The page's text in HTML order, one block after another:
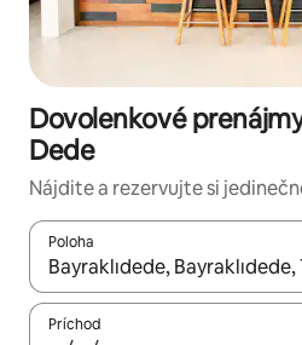
Dovolenkové
Dede
Nájdite a rezervujte si
Poloha
Keď budú výsledky k
Príchod